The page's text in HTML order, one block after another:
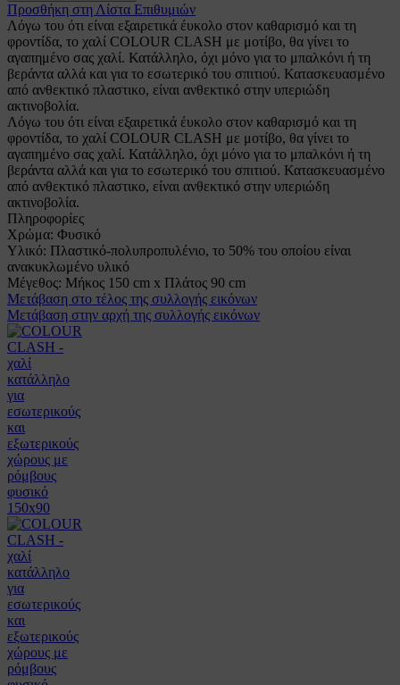
Προσθήκη στη Λίστα Επιθυμιών
Λόγω του ότι είναι εξαιρετικά έυκολο στον καθαρισμό και τη
φροντίδα, το χαλί COLOUR CLASH με μοτίβο, θα γίνει το
αγαπημένο σας χαλί. Κατάλληλο, όχι μόνο για το μπαλκόνι ή τη
βεράντα αλλά και για το εσωτερικό του σπιτιού. Κατασκευασμένο
από ανθεκτικό πλαστικο, είναι ανθεκτικό στην υπεριώδη
ακτινοβολία.
Λόγω του ότι είναι εξαιρετικά έυκολο στον καθαρισμό και τη
φροντίδα, το χαλί COLOUR CLASH με μοτίβο, θα γίνει το
αγαπημένο σας χαλί. Κατάλληλο, όχι μόνο για το μπαλκόνι ή τη
βεράντα αλλά και για το εσωτερικό του σπιτιού. Κατασκευασμένο
από ανθεκτικό πλαστικο, είναι ανθεκτικό στην υπεριώδη
ακτινοβολία.
Πληροφορίες
Χρώμα: Φυσικό
Υλικό: Πλαστικό-πολυπροπυλένιο, το 50% του οποίου είναι
ανακυκλωμένο υλικό
Μέγεθος: Μήκος 150 cm x Πλάτος 90 cm
Μετάβαση στο τέλος της συλλογής εικόνων
Μετάβαση στην αρχή της συλλογής εικόνων